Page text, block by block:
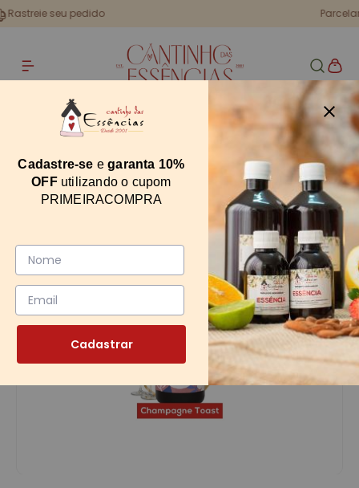
Parcelamento em até 6x sem juros
Essência Champagne Toast 100g
Essência Champagne Toast 100g
14039
Cadastre-se egaranta 10%
OFFutilizando o cupom
PRIMEIRACOMPRA
Cadastrar